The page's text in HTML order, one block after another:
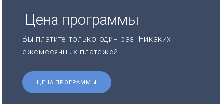
Цена программы
Вы платите только один раз. Никаких
ежемесячных платежей!
ЦЕНА ПРОГРАММЫ